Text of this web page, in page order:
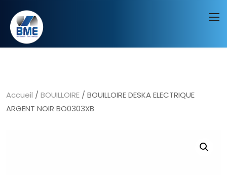
Accueil / BOUILLOIRE / BOUILLOIRE DESKA ELECTRIQUE
ARGENT NOIR BO0303XB